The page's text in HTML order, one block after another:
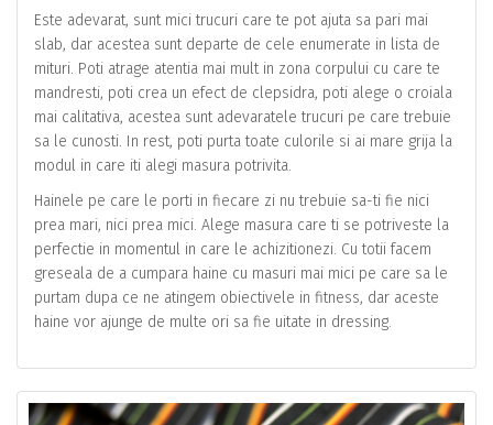
Este adevarat, sunt mici trucuri care te pot ajuta sa pari mai
slab, dar acestea sunt departe de cele enumerate in lista de
mituri. Poti atrage atentia mai mult in zona corpului cu care te
mandresti, poti crea un efect de clepsidra, poti alege o croiala
mai calitativa, acestea sunt adevaratele trucuri pe care trebuie
sa le cunosti. In rest, poti purta toate culorile si ai mare grija la
modul in care iti alegi masura potrivita.
Hainele pe care le porti in fiecare zi nu trebuie sa-ti fie nici
prea mari, nici prea mici. Alege masura care ti se potriveste la
perfectie in momentul in care le achizitionezi. Cu totii facem
greseala de a cumpara haine cu masuri mai mici pe care sa le
purtam dupa ce ne atingem obiectivele in fitness, dar aceste
haine vor ajunge de multe ori sa fie uitate in dressing.